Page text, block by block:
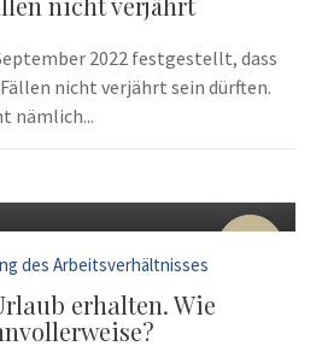
2022 festgestellt, dass
nicht verjährt sein dürften.
nämlich...
10
des Arbeitsverhältnisses
erhalten. Wie